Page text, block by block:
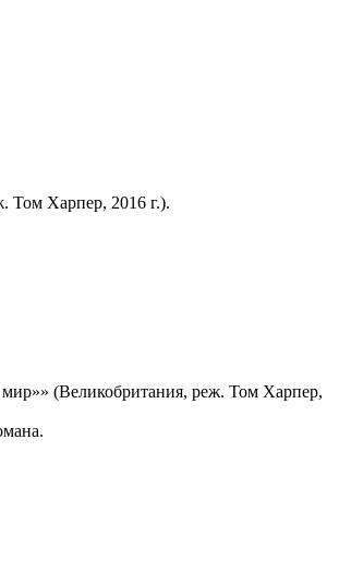
Том Харпер, 2016 г.).
(Великобритания, реж. Том Харпер,